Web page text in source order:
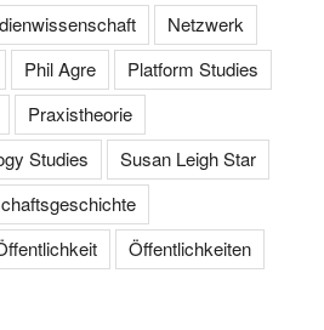
Netzwerk
Phil Agre
Platform Studies
Praxistheorie
Studies
Susan Leigh Star
Öffentlichkeiten